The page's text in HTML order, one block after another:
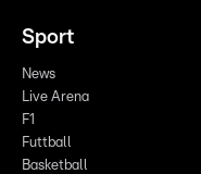
Sport
News
Live Arena
F1
Futtball
Basketball